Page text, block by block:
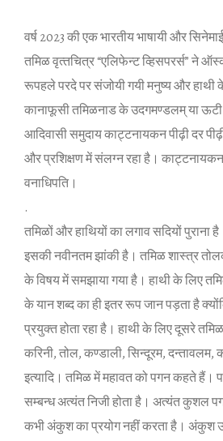
वर्ष 2023 की एक भारतीय भाषायी और
तम‍िळ वृत्‍तच‍ित्र “एल‍िफेन्‍ट व्‍ह‍िसपरर्स” ने
रूपहले परदे पर संजोयी गयी मनुष्‍य और हाथी
कानाफूसी तम‍िळनाड के उदगमण्‍डलम् या ऊटी
आद‍िवासी समुदाय काट्टनायकन पीढ़ी दर
और प्रश‍िक्षण में संलग्न रहा है। काट्टनायकन
वनाध‍िपत‍ि।
.
तम‍िळों और हाथ‍ियों का लगाव सद‍ियों पुराना
इसकी नवीनतम झांकी है। तम‍िळ शास्‍त्र
के व‍िषय में समझाया गया है। हाथी के ल‍िए
के यान शब्‍द का ही इतर रूप जान पड़ता है
प्रयुक्‍त होता रहा है। हाथी के ल‍िए दूसरे तम‍िळ
कर‍िनी, तोल, कण्‍डाली, स‍िन्‍दूरम,
इत्‍याद‍ि। तम‍िळ में महावत को पगन कहते हैं।
सम्‍बन्‍ध अत्‍यंत न‍िजी होता है। अत्‍यंत कुशल
कभी अंकुश का प्रयोग नहीं करता है। अंकुश